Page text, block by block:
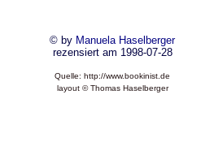
© by Manuela Haselberger
rezensiert am 1998-07-28
Quelle: http://www.bookinist.de
layout © Thomas Haselberger